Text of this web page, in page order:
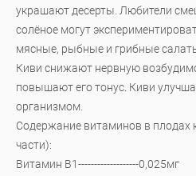
украшают десерты. Любители
солёное могут
мясные, рыбные и грибные
Киви снижают нервную
повышают его тонус. Киви
организмом.
Содержание витаминов в плодах
части):
Витамин В1-------------------0,025мг